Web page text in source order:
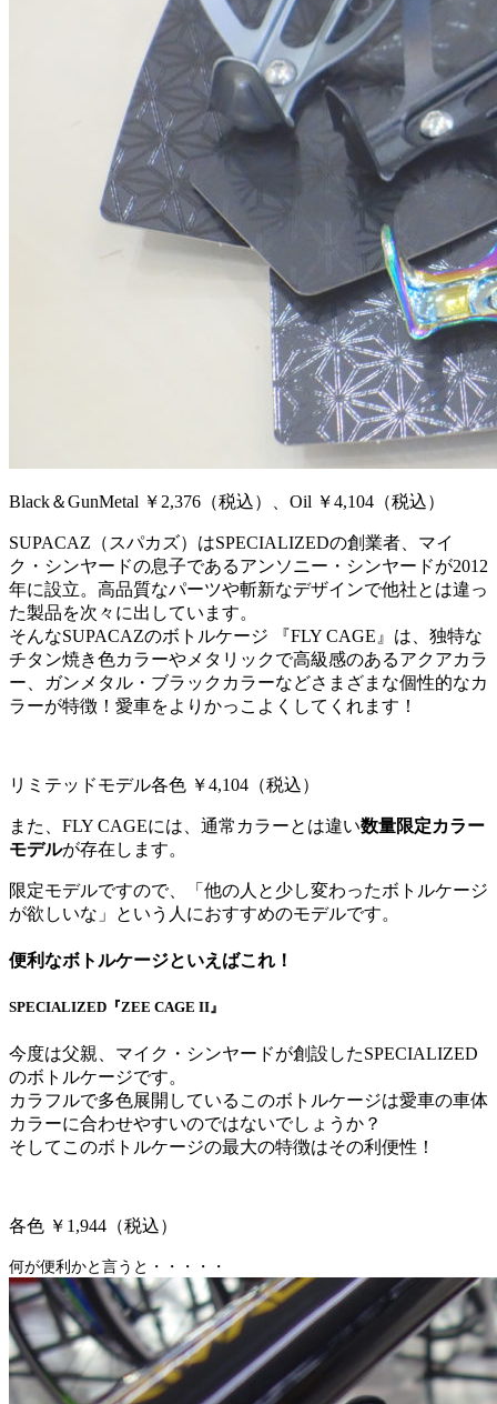
Black＆GunMetal ￥2,376（税込）、Oil ￥4,104（税込）
SUPACAZ（スパカズ）はSPECIALIZEDの創業者、マイ
ク・シンヤードの息子であるアンソニー・シンヤードが2012
年に設立。高品質なパーツや斬新なデザインで他社とは違っ
た製品を次々に出しています。
そんなSUPACAZのボトルケージ 『FLY CAGE』は、独特な
チタン焼き色カラーやメタリックで高級感のあるアクアカラ
ー、ガンメタル・ブラックカラーなどさまざまな個性的なカ
ラーが特徴！愛車をよりかっこよくしてくれます！
リミテッドモデル各色 ￥4,104（税込）
また、FLY CAGEには、通常カラーとは違い数量限定カラー
モデルが存在します。
限定モデルですので、「他の人と少し変わったボトルケージ
が欲しいな」という人におすすめのモデルです。
便利なボトルケージといえばこれ！
SPECIALIZED『ZEE CAGE II』
今度は父親、マイク・シンヤードが創設したSPECIALIZED
のボトルケージです。
カラフルで多色展開しているこのボトルケージは愛車の車体
カラーに合わせやすいのではないでしょうか？
そしてこのボトルケージの最大の特徴はその利便性！
各色 ￥1,944（税込）
何が便利かと言うと・・・・・